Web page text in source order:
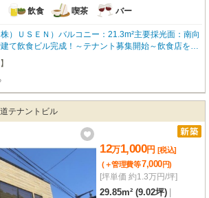
飲食 喫茶 バー
）ＵＳＥＮ）バルコニー：21.3m²主要採光面：南向
て飲食ビル完成！～テナント募集開始～飲食店をお
合わせください！電気工事：ツカサ工業（有）専
テナントビル
12万1,000円 [税込]
(＋管理費等7,000円)
[坪単価 約1.3万円/坪]
29.85m² (9.02坪)